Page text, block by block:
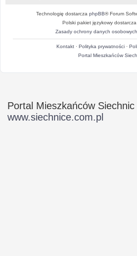
Technologię dostarcza phpBB® Forum
Polski pakiet językowy dostarcza
Zasady ochrony danych osobowych
Kontakt· Polityka prywatności·
Portal Mieszkańców
Portal Mieszkańców Siechnic
www.siechnice.com.pl